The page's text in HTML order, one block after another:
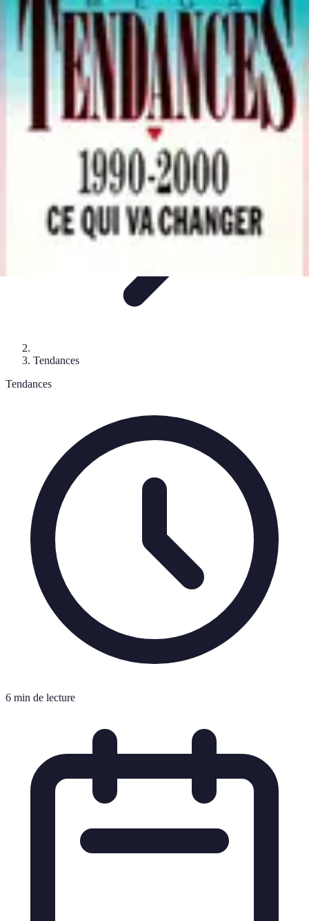
Gadgets HiTech
TendancesSécurité technologique Photographie mobile
Sécurité
domestiqueInformatique portable
Gadgets HiTech
Tendances
Tendances
6 min de lecture